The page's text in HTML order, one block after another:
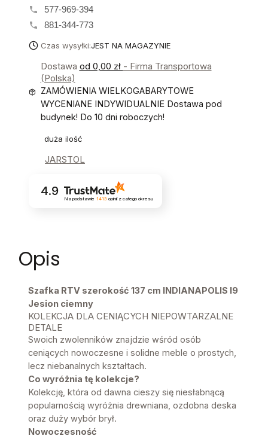
577-969-394
881-344-773
Czas wysyłki:JEST NA MAGAZYNIE
Dostawa od 0,00 zł - Firma Transportowa
(Polska)
ZAMÓWIENIA WIELKOGABARYTOWE
WYCENIANE INDYWIDUALNIE Dostawa pod
budynek! Do 10 dni roboczych!
duża ilość
JARSTOL
4.9
Na podstawie 1413 opinii z całego okresu
Opis
Szafka RTV szerokość 137 cm INDIANAPOLIS I9
Jesion ciemny
KOLEKCJA DLA CENIĄCYCH NIEPOWTARZALNE
DETALE
Swoich zwolenników znajdzie wśród osób
ceniących nowoczesne i solidne meble o prostych,
lecz niebanalnych kształtach.
Co wyróżnia tę kolekcje?
Kolekcję, która od dawna cieszy się niesłabnącą
popularnością wyróżnia drewniana, ozdobna deska
oraz duży wybór brył.
Nowoczesność